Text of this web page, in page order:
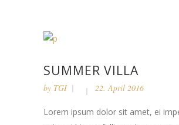
SUMMER VILLA
by TGI 22. April 2016
Lorem ipsum dolor sit amet, ei